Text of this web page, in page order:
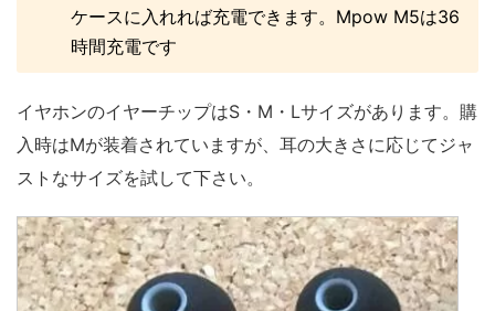
ケースに入れれば充電できます。Mpow M5は36
時間充電です
イヤホンのイヤーチップはS・M・Lサイズがあります。購
入時はMが装着されていますが、耳の大きさに応じてジャ
ストなサイズを試して下さい。